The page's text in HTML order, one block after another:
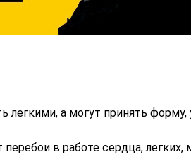
легкими, а могут принять
перебои в работе сердца,